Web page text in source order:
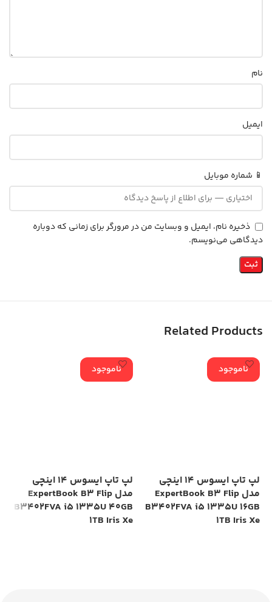
نام
ایمیل
📱 شماره موبایل
ذخیره نام، ایمیل و وبسایت من در مرورگر برای زمانی که دوباره
دیدگاهی می‌نویسم.
Related Products
ناموجود
لپ تاپ ایسوس 14 اینچی
مدل ExpertBook B3 Flip
B3402FVA i5 1335U 16GB
1TB Iris Xe
ناموجود
لپ تاپ ایسوس 14 اینچی
مدل ExpertBook B3 Flip
B3402FVA i5 1335U 40GB
1TB Iris Xe